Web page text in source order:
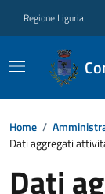
Regione Liguria
Home /
Dati aggregati
Dati